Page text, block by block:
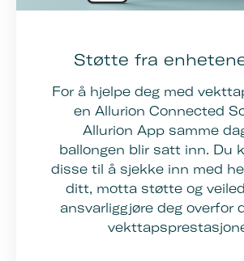
Støtte fra
For å hjelpe deg med
en Allurion Connected
Allurion App samme
ballongen blir satt inn. Du
disse til å sjekke inn med
ditt, motta støtte og
ansvarliggjøre deg overfor